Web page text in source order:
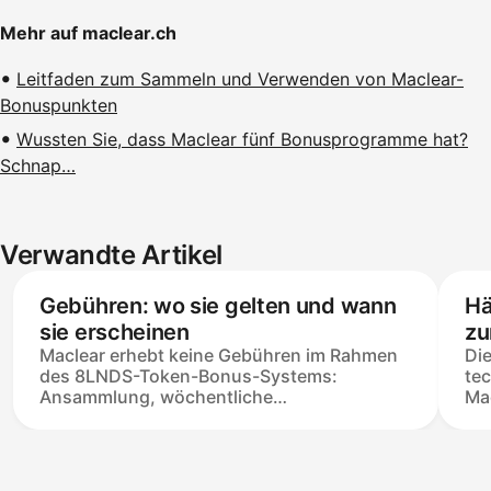
Mehr auf maclear.ch
Leitfaden zum Sammeln und Verwenden von Maclear-
Bonuspunkten
Wussten Sie, dass Maclear fünf Bonusprogramme hat?
Schnap…
Verwandte Artikel
Gebühren: wo sie gelten und wann
sie erscheinen
Maclear erhebt keine Gebühren im Rahmen
des 8LNDS-Token-Bonus-Systems:
Ansammlung, wöchentliche